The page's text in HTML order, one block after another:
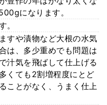
になります。
。
すや漬物など大根の水気
は、多少重めでも問題は
汁気を飛ばして仕上げる
くても2割増程度にとど
ことがなく、うまく仕上